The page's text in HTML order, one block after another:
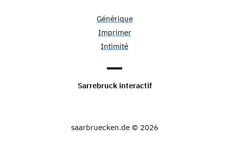
Générique
Imprimer
Intimité
Sarrebruck interactif
saarbruecken.de © 2026